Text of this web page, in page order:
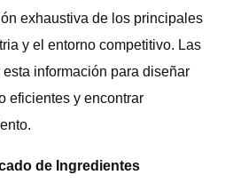
exhaustiva de los principales
y el entorno competitivo. Las
información para diseñar
eficientes y encontrar
de Ingredientes